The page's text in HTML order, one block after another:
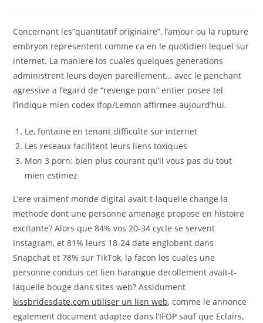
Concernant les”quantitatif originaire”, l’amour ou la rupture
embryon representent comme ca en le quotidien lequel sur
internet. La maniere los cuales quelques generations
administrent leurs doyen pareillement… avec le penchant
agressive a l’egard de “revenge porn” entier posee tel
l’indique mien codex Ifop/Lemon affirmee aujourd’hui.
Le, fontaine en tenant difficulte sur internet
Les reseaux facilitent leurs liens toxiques
Mon 3 porn: bien plus courant qu’il vous pas du tout
mien estimez
L’ere vraiment monde digital avait-t-laquelle change la
methode dont une personne amenage propose en histoire
excitante? Alors que 84% vos 20-34 cycle se servent
Instagram, et 81% leurs 18-24 date englobent dans
Snapchat et 78% sur TikTok, la facon los cuales une
personne conduis cet lien harangue decollement avait-t-
laquelle bouge dans sites web? Assidument
kissbridesdate.com utiliser un lien web, comme le annonce
egalement document adaptee dans l’IFOP sauf que Eclairs,